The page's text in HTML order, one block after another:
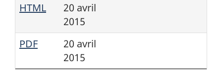
HTML
20 avril
2015
PDF
20 avril
2015